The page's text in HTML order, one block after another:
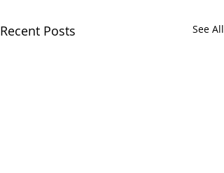
Recent Posts See All